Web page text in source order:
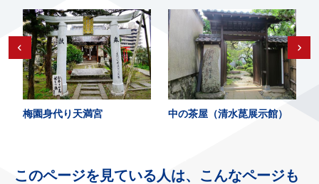
梅園身代り天満宮 中の茶屋（清水菎展示館）
このページを見ている人は、こんなページも